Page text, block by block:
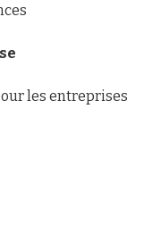
les entreprises